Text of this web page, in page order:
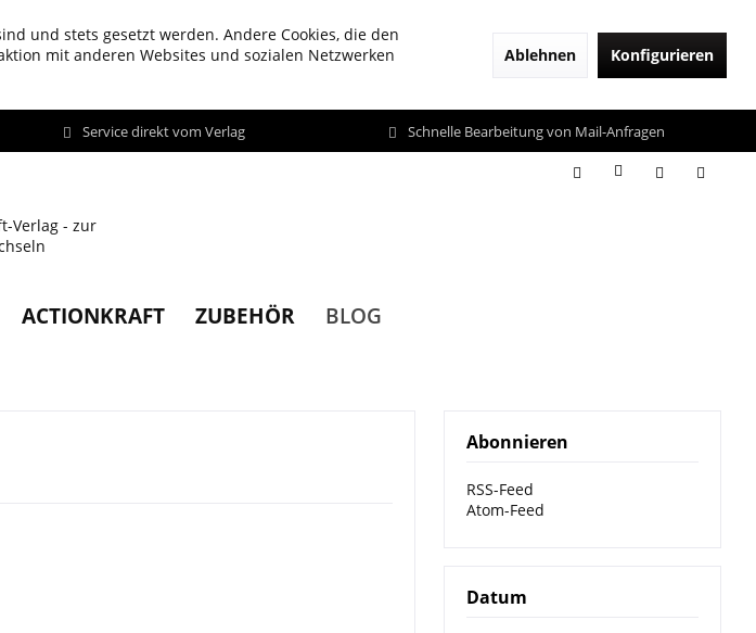
und stets gesetzt werden. Andere Cookies, die den
mit anderen Websites und sozialen Netzwerken
Ablehnen Konfigurieren
Service direkt vom Verlag Schnelle Bearbeitung von Mail-Anfragen
ACTIONKRAFT ZUBEHÖR BLOG
Abonnieren
RSS-Feed
Atom-Feed
Datum